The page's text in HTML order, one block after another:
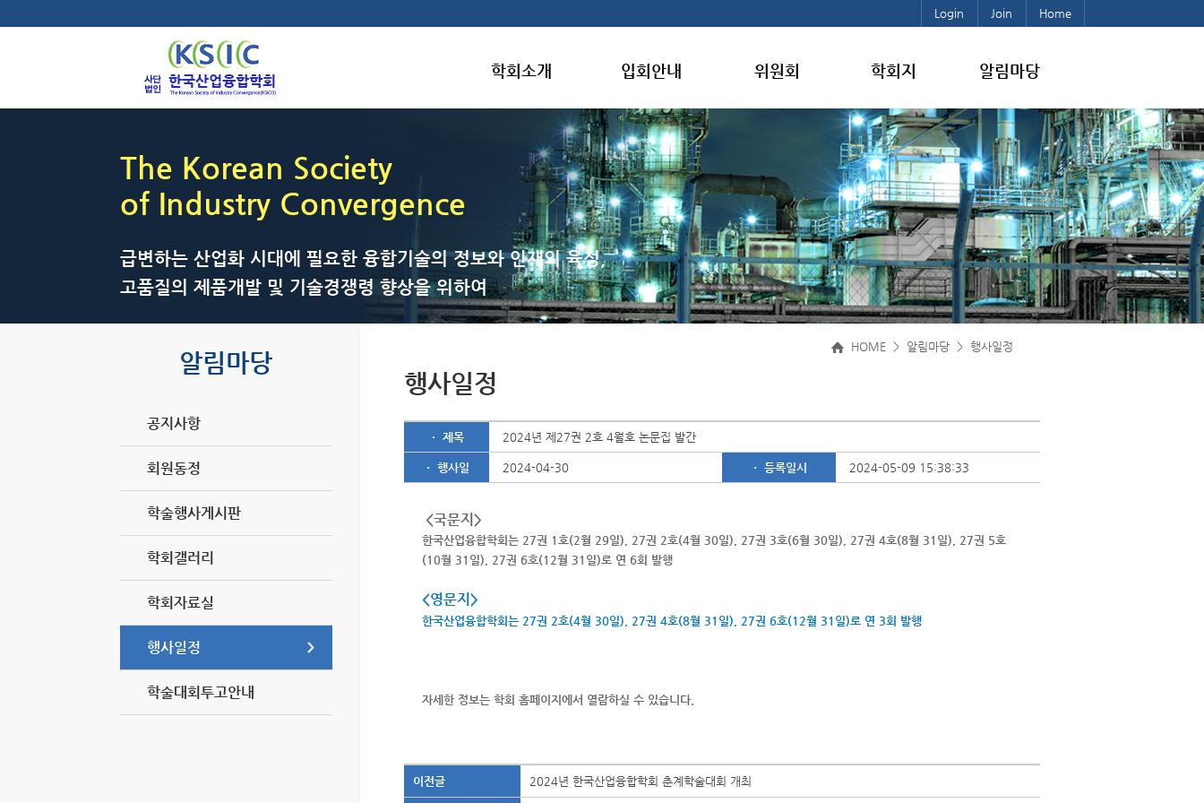
Login Join Home
학회소개 입회안내 위원회 학회지 알림마당
The Korean Society
of Industry Convergence
급변하는 산업화 시대에 필요한 융합기술의 정보와 인재의 육성,
고품질의 제품개발 및 기술경쟁령 향상을 위하여
알림마당
공지사항
회원동정
학술행사게시판
학회갤러리
학회자료실
행사일정
학술대회투고안내
행사일정
HOME > 알림마당 > 행사일정
ㆍ 제목 2024년 제27권 2호 4월호 논문집 발간
ㆍ 행사일 2024-04-30 ㆍ 등록일시 2024-05-09 15:38:33
<국문지>
한국산업융합학회는 27권 1호(2월 29일), 27권 2호(4월 30일), 27권 3호(6월 30일), 27권 4호(8월 31일), 27권 5호
(10월 31일), 27권 6호(12월 31일)로 연 6회 발행
<영문지>
한국산업융합학회는 27권 2호(4월 30일) , 27권 4호(8월 31일), 27권 6호(12월 31일)로 연 3회 발행
자세한 정보는 학회 홈페이지에서 열람하실 수 있습니다.
이전글 2024년 한국산업융합학회 춘계학술대회 개최